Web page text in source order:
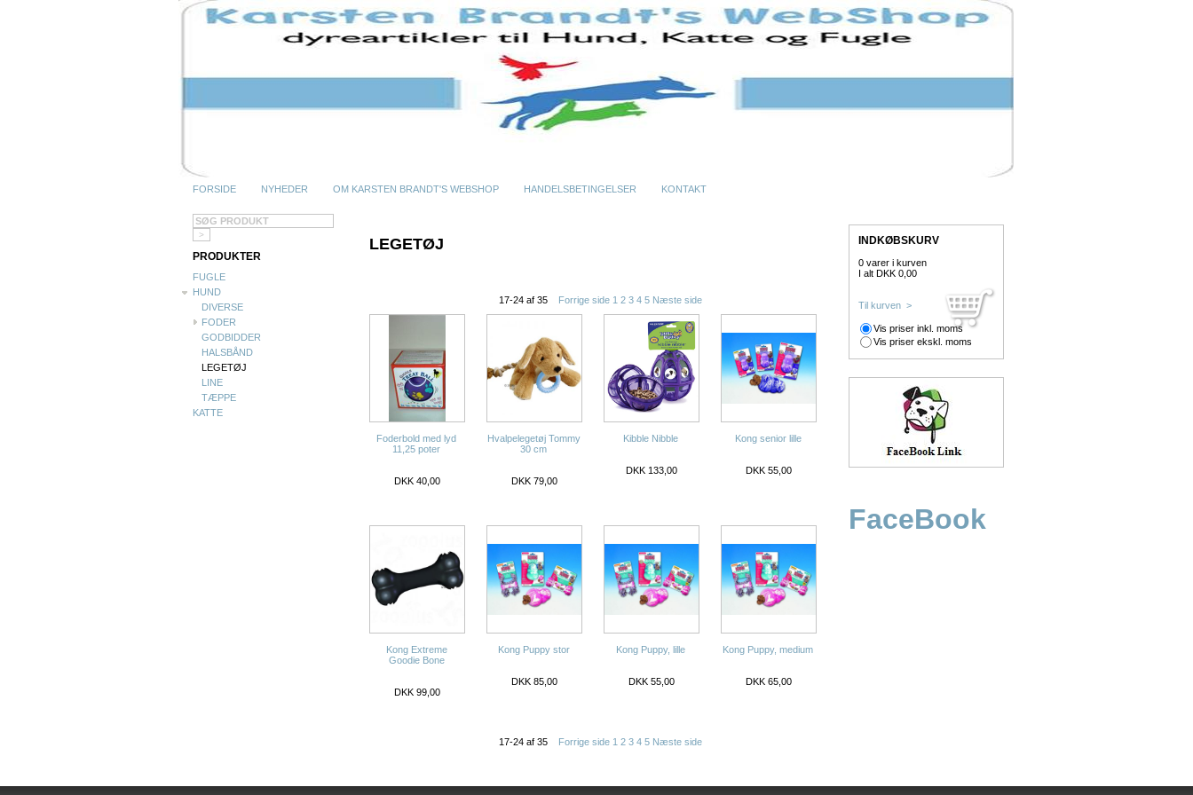
FORSIDE NYHEDER OM KARSTEN BRANDT'S WEBSHOP HANDELSBETINGELSER KONTAKT
PRODUKTER
FUGLE
HUND
DIVERSE
FODER
GODBIDDER
HALSBÅND
LEGETØJ
LINE
TÆPPE
KATTE
LEGETØJ
17-24 af 35 Forrige side 1 2 3 4 5 Næste side
Foderbold med lyd
11,25 poter
DKK 40,00
Hvalpelegetøj Tommy
30 cm
DKK 79,00
Kibble Nibble
DKK 133,00
Kong senior lille
DKK 55,00
Kong Extreme
Goodie Bone
DKK 99,00
Kong Puppy stor
DKK 85,00
Kong Puppy, lille
DKK 55,00
Kong Puppy, medium
DKK 65,00
17-24 af 35 Forrige side 1 2 3 4 5 Næste side
INDKØBSKURV
0 varer i kurven
I alt DKK 0,00
Til kurven >
Vis priser inkl. moms
Vis priser ekskl. moms
FaceBook